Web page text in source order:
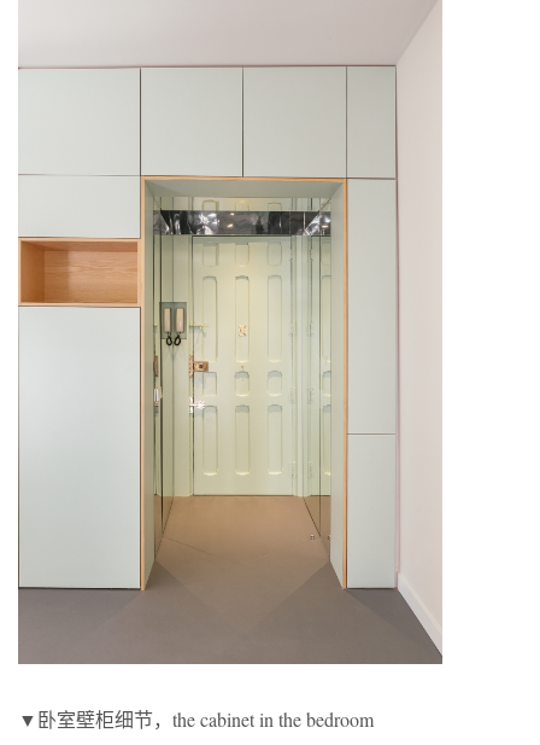
▼卧室壁柜细节，the cabinet in the bedroom